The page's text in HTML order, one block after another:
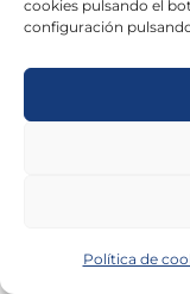
cookies pulsando el
configuración
Política de
Politica de